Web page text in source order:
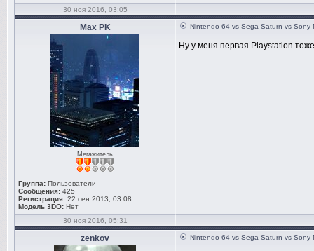
30 ноя 2016, 03:05
Max PK
Мегажитель
Группа: Пользователи
Сообщения: 425
Регистрация: 22 сен 2013, 03:08
Модель 3DO: Нет
Nintendo 64 vs Sega Saturn vs Sony
Ну у меня первая Playstation
30 ноя 2016, 05:31
zenkov Nintendo 64 vs Sega Saturn vs Sony